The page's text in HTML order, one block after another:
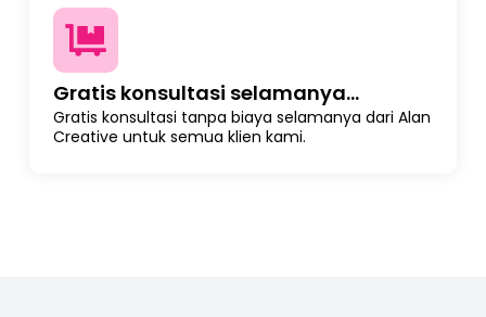
Gratis konsultasi selamanya...
Gratis konsultasi tanpa biaya selamanya dari Alan
Creative untuk semua klien kami.